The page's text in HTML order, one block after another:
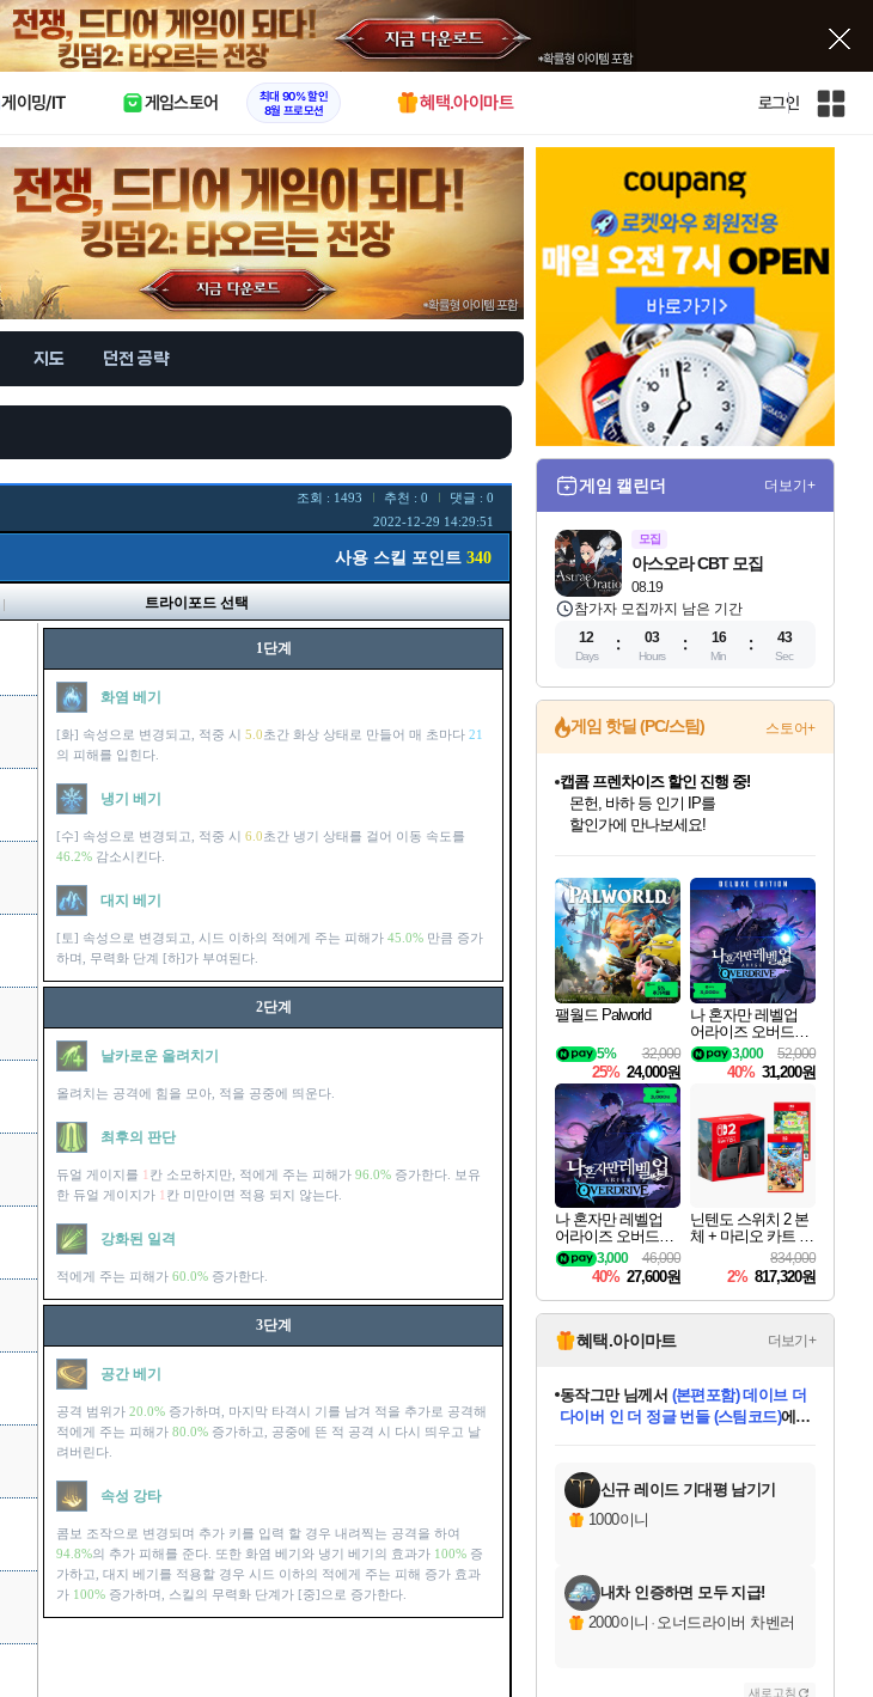
X
게이밍/IT 게임스토어
최대 90% 할인
8월 프로모션
혜택.아이마트 로그인
인
전
지도 던전 공략
조회 : 1493 추천 : 0
댓글 : 0
2022-12-29 14:29:51
사용 스킬 포인트 340
트라이포드 선택
1단계
화염 베기
[화] 속성으로 변경되고, 적중 시 5.0초간 화상 상태로 만들어 매 초마다 21
의 피해를 입힌다.
냉기 베기
[수] 속성으로 변경되고, 적중 시 6.0초간 냉기 상태를 걸어 이동 속도를
46.2% 감소시킨다.
대지 베기
[토] 속성으로 변경되고, 시드 이하의 적에게 주는 피해가 45.0% 만큼 증가
하며, 무력화 단계 [하]가 부여된다.
2단계
날카로운 올려치기
올려치는 공격에 힘을 모아, 적을 공중에 띄운다.
최후의 판단
듀얼 게이지를 1 칸 소모하지만, 적에게 주는 피해가 96.0% 증가한다. 보유
한 듀얼 게이지가 1 칸 미만이면 적용 되지 않는다.
강화된 일격
적에게 주는 피해가 60.0% 증가한다.
3단계
공간 베기
공격 범위가 20.0% 증가하며, 마지막 타격시 기를 남겨 적을 추가로 공격해
적에게 주는 피해가 80.0% 증가하고, 공중에 뜬 적 공격 시 다시 띄우고 날
려버린다.
속성 강타
콤보 조작으로 변경되며 추가 키를 입력 할 경우 내려찍는 공격을 하여
94.8%의 추가 피해를 준다. 또한 화염 베기와 냉기 베기의 효과가 100% 증
가하고, 대지 베기를 적용할 경우 시드 이하의 적에게 주는 피해 증가 효과
가 100% 증가하며, 스킬의 무력화 단계가 [중]으로 증가한다.
게임 캘린더 더보기+
모집
08.19
아스오라 CBT 모집
참가자 모집까지 남은 기간
12
Days
03
Hours
16
Min
42
Sec
게임 핫딜 (PC/스팀) 스토어+
최대 90% 할인가를 만나보세요!
네이버혜택과 함께 만나보세요!
50%할인&추가 적립까지!
이니&베니 혜택까지!
네이버 혜택가와 함께 예약하세요!
할인&네이버혜택으로 만나보세요!
네이버페이 혜택과 만나보세요!
40주년 프로모션으로 만나보세요!
네이버 포인트 혜택까지!
캡콤 프렌차이즈 할인 진행 중!
몬헌, 바하 등 인기 IP를
할인가에 만나보세요!
일부 에디션 상시 할인!
혜택으로 예약 판매 중
편안하게 충전하세요
팰월드 Palworld
32,000
5%
25% 24,000원
나 혼자만 레벨업
어라이즈 오버드라
이브 디럭스 에디션
Solo Leveling Arise
Overdrive Deluxe Edi
52,000
3,000
40% 31,200원
나 혼자만 레벨업
어라이즈 오버드라
이브 Solo Leveling A
rise
46,000
3,000
40% 27,600원
닌텐도 스위치 2 본
체 + 마리오 카트 월
드 + 포켓몬 포코피
아 번들
834,000
2% 817,320원
혜택.아이마트 더보기+
당첨되셨습니다.
당첨되셨습니다.
당첨되셨습니다.
동작그만님께서 (본편포함) 데이브 더
다이버 인 더 정글 번들 (스팀코드)에
에디션 (스팀코드)를 교환.
당첨되셨습니다.
당첨되셨습니다.
당첨되셨습니다.
당첨되셨습니다.
신규 레이드 기대평 남기기
1000이니
내차 인증하면 모두 지급!
2000이니 · 오너드라이버 차벤러
새로고침